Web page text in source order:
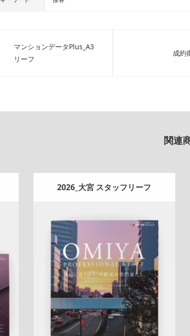
マンションデータPlus_A3
リーフ
成約
関連
2026_大宮 スタッフリーフ
Update: 2026.07.01
折りパンフレットエリア広告 スタッ
フ紹介新作来店訴求査定ナチュラル
大宮センター
詳しく見る